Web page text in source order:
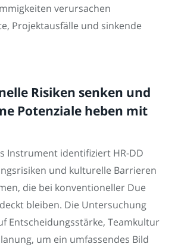
verursachen
Projektausfälle und sinkende
Risiken senken und
Potenziale heben mit
Instrument identifiziert HR-DD
und kulturelle Barrieren
die bei konventioneller Due
bleiben. Die Untersuchung
Entscheidungsstärke, Teamkultur
um ein umfassendes Bild